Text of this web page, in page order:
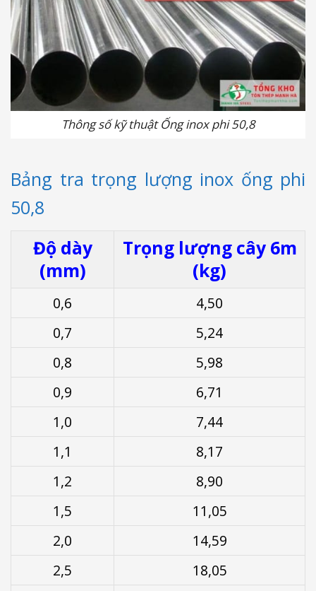
Thông số kỹ thuật Ống inox phi 50,8
Bảng tra trọng lượng inox ống phi
50,8
Độ dày
(mm)
Trọng lượng cây 6m
(kg)
0,6
4,50
0,7
5,24
0,8
5,98
0,9
6,71
1,0
7,44
1,1
8,17
1,2
8,90
1,5
11,05
2,0
14,59
2,5
18,05